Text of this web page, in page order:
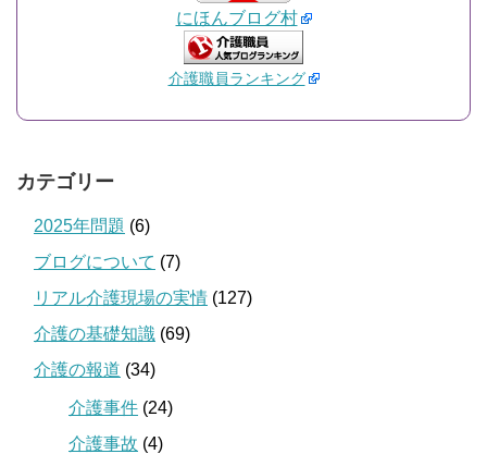
にほんブログ村
介護職員ランキング
カテゴリー
2025年問題 (6)
ブログについて (7)
リアル介護現場の実情 (127)
介護の基礎知識 (69)
介護の報道 (34)
介護事件 (24)
介護事故 (4)